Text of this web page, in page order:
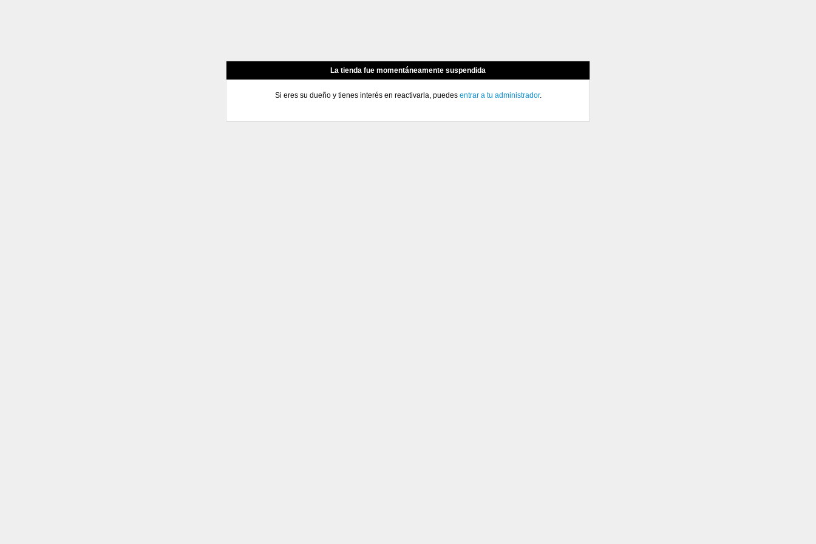
La tienda fue momentáneamente suspendida
Si eres su dueño y tienes interés en reactivarla, puedes entrar a tu administrador.